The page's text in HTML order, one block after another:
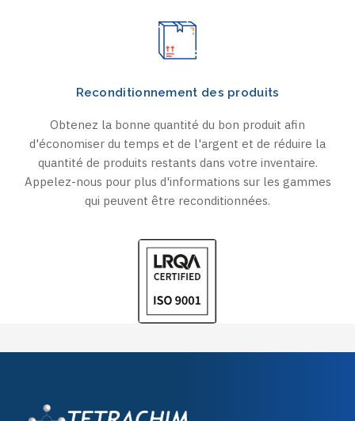
Reconditionnement des produits
Obtenez la bonne quantité du bon produit afin
d'économiser du temps et de l'argent et de réduire la
quantité de produits restants dans votre inventaire.
Appelez-nous pour plus d'informations sur les gammes
qui peuvent être reconditionnées.